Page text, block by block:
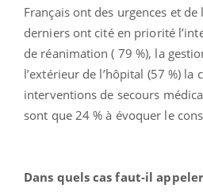
Français ont des urgences et de
derniers ont cité en priorité
de réanimation ( 79 %), la
l’extérieur de l’hôpital (57 %) la
interventions de secours
sont que 24 % à évoquer le
Dans quels cas faut-il